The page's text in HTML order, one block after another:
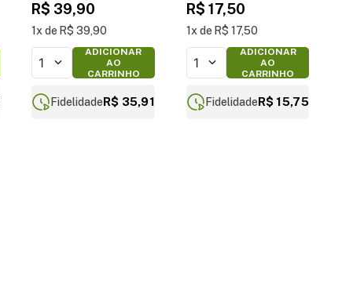
Tamanho G
R$ 39,90
1 R$ 39,90
1
ADICIONAR
AO
CARRINHO
FidelidadeR$ 35,91
R$ 17,50
1 R$ 17,50
1
ADICIONAR
AO
CARRINHO
FidelidadeR$ 15,75